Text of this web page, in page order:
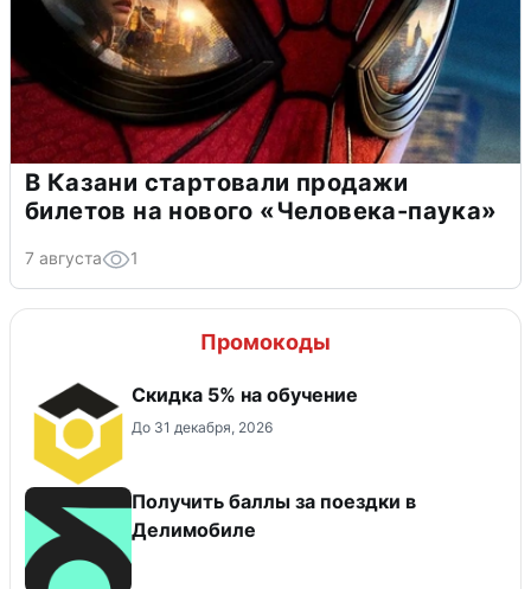
В Казани стартовали продажи
билетов на нового «Человека-паука»
7 августа 1
Промокоды
Скидка 5% на обучение
До 31 декабря, 2026
Получить баллы за поездки в
Делимобиле